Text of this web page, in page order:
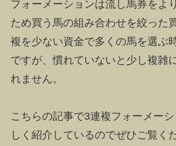
フォーメーションは流し馬券をよ
ため買う馬の組み合わせを絞った
複を少ない資金で多くの馬を選ぶ
ですが、慣れていないと少し複雑
れません。
こちらの記事で3連複フォーメー
しく紹介しているのでぜひご覧く